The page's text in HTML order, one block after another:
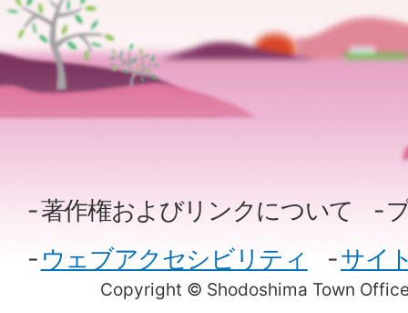
Copyright © Shodoshima Town
著作権およびリンクについて
ウェブアクセシビリティ
サイ